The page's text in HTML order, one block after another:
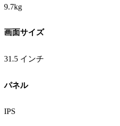
9.7kg
画面サイズ
31.5 インチ
パネル
IPS